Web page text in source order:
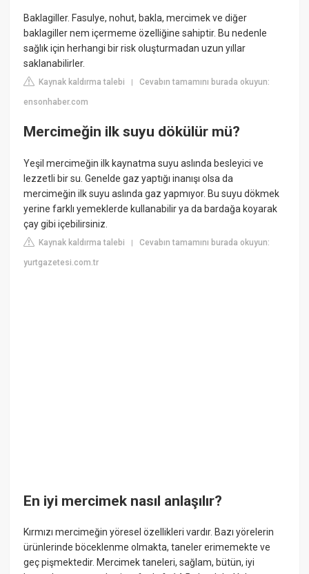
Baklagiller. Fasulye, nohut, bakla, mercimek ve diğer
baklagiller nem içermeme özelliğine sahiptir. Bu nedenle
sağlık için herhangi bir risk oluşturmadan uzun yıllar
saklanabilirler.
Kaynak kaldırma talebi |Cevabın tamamını burada okuyun:
ensonhaber.com
Mercimeğin ilk suyu dökülür mü?
Yeşil mercimeğin ilk kaynatma suyu aslında besleyici ve
lezzetli bir su. Genelde gaz yaptığı inanışı olsa da
mercimeğin ilk suyu aslında gaz yapmıyor. Bu suyu dökmek
yerine farklı yemeklerde kullanabilir ya da bardağa koyarak
çay gibi içebilirsiniz.
Kaynak kaldırma talebi |Cevabın tamamını burada okuyun:
yurtgazetesi.com.tr
En iyi mercimek nasıl anlaşılır?
Kırmızı mercimeğin yöresel özellikleri vardır. Bazı yörelerin
ürünlerinde böceklenme olmakta, taneler erimemekte ve
geç pişmektedir. Mercimek taneleri, sağlam, bütün, iyi